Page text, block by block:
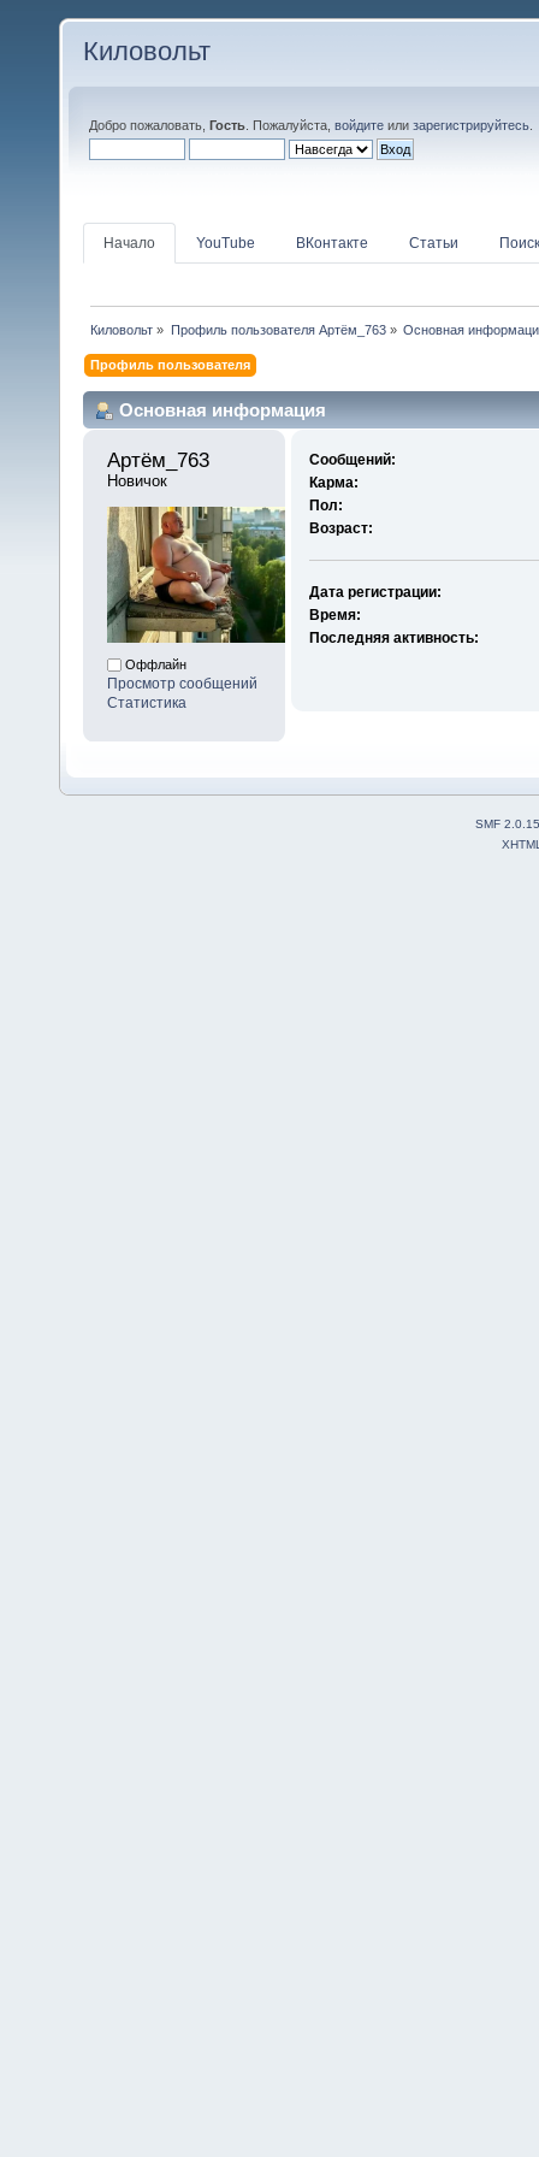
Киловольт
Добро пожаловать, Гость . Пожалуйста, войдите или зарегистрируйтесь
Начало YouTube ВКонтакте Статьи Поиск
Киловольт » Профиль пользователя Артём_763» Основная
Профиль пользователя
Основная информация
Артём_763
Новичок
Оффлайн
Просмотр сообщений
Статистика
Сообщений:
Карма:
Пол:
Возраст:
Дата регистрации:
Время:
Последняя активность:
SMF 2.0.15